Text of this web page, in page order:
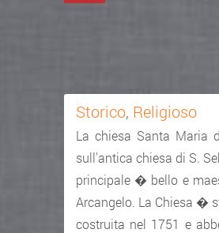
Storico, Religioso
La chiesa Santa Maria
sull'antica chiesa di S.
principale � bello e
Arcangelo. La Chiesa �
costruita nel 1751 e